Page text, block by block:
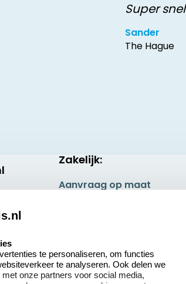
Super snel
Sander
The Hague
Zakelijk:
Aanvraag op maat
Sale
te personaliseren, om functies
te analyseren. Ook delen we
onze partners voor social media,